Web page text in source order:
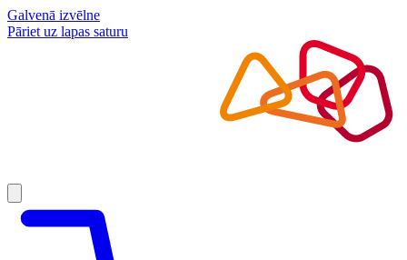
Galvenā izvēlne
Pāriet uz lapas saturu